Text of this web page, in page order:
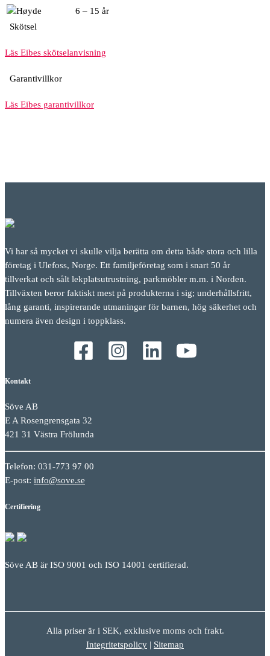
6 – 15 år
Skötsel
Läs Eibes skötselanvisning
Garantivillkor
Läs Eibes garantivillkor
Vi har så mycket vi skulle vilja berätta om detta både stora och lilla
företag i Ulefoss, Norge. Ett familjeföretag som i snart 50 år
tillverkat och sålt lekplatsutrustning, parkmöbler m.m. i Norden.
Tillväxten beror faktiskt mest på produkterna i sig; underhållsfritt,
lång garanti, inspirerande utmaningar för barnen, hög säkerhet och
numera även design i toppklass.
Kontakt
Söve AB
E A Rosengrensgata 32
421 31 Västra Frölunda
Telefon: 031-773 97 00
E-post: info@sove.se
Certifiering
Söve AB är ISO 9001 och ISO 14001 certifierad.
Alla priser är i SEK, exklusive moms och frakt.
Integritetspolicy | Sitemap